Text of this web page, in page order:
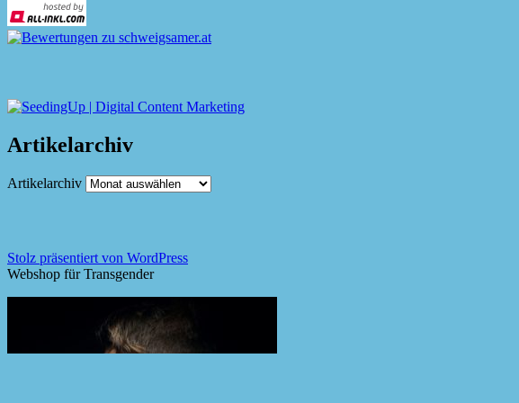
Artikelarchiv
Artikelarchiv
Stolz präsentiert von WordPress
Webshop für Transgender